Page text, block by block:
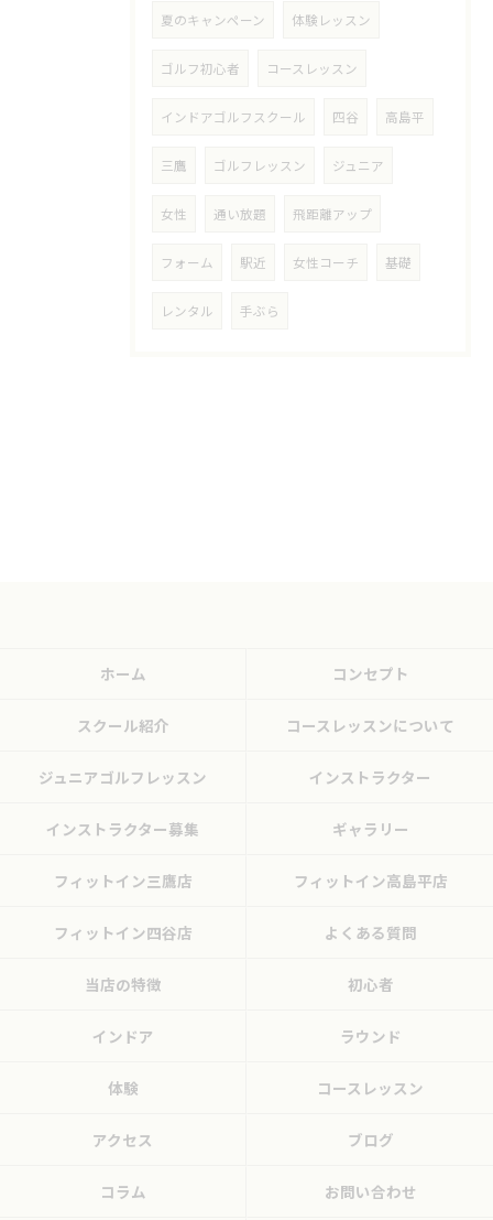
夏のキャンペーン 体験レッスン
ゴルフ初心者 コースレッスン
インドアゴルフスクール 四谷 高島平
三鷹 ゴルフレッスン ジュニア
女性 通い放題 飛距離アップ
フォーム 駅近 女性コーチ 基礎
レンタル 手ぶら
ホーム コンセプト
スクール紹介 コースレッスンについて
ジュニアゴルフレッスン インストラクター
インストラクター募集 ギャラリー
フィットイン三鷹店 フィットイン高島平店
フィットイン四谷店 よくある質問
当店の特徴 初心者
インドア ラウンド
体験 コースレッスン
アクセス ブログ
コラム お問い合わせ